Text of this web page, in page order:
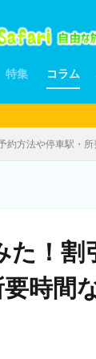
特集 コラム
メジ
約方法や停車駅・
た！割
時間